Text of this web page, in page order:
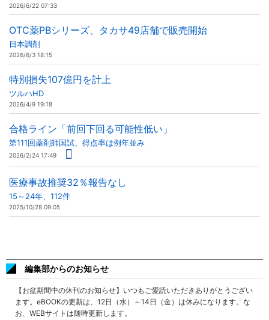
2026/6/22 07:33
OTC薬PBシリーズ、タカサ49店舗で販売開始
日本調剤
2026/6/3 18:15
特別損失107億円を計上
ツルハHD
2026/4/9 19:18
合格ライン「前回下回る可能性低い」
第111回薬剤師国試、得点率は例年並み
2026/2/24 17:49
医療事故推奨32％報告なし
15～24年、112件
2025/10/28 09:05
編集部からのお知らせ
【お盆期間中の休刊のお知らせ】いつもご愛読いただきありがとうござい
ます。eBOOKの更新は、12日（水）～14日（金）は休みになります。な
お、WEBサイトは随時更新します。